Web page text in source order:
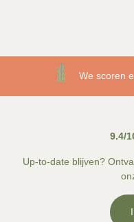
We scoren
9.4/
Up-to-date blijven?